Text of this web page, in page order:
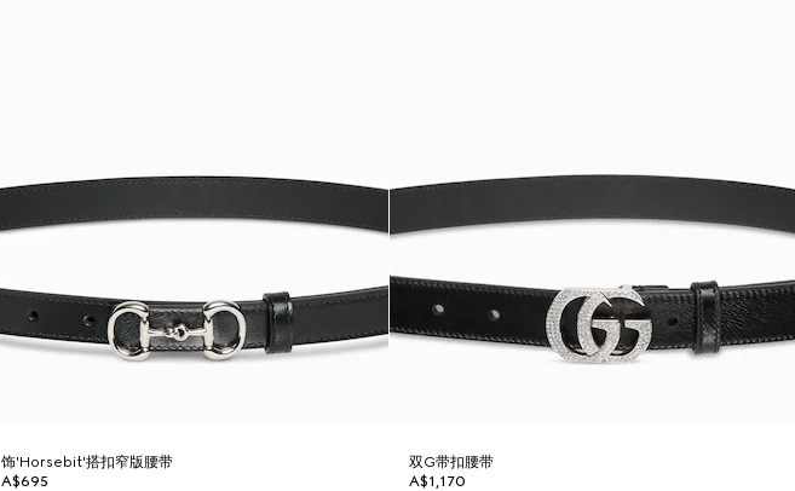
饰'Horsebit'搭扣窄版腰带
A$695
双G带扣腰带
A$1,170